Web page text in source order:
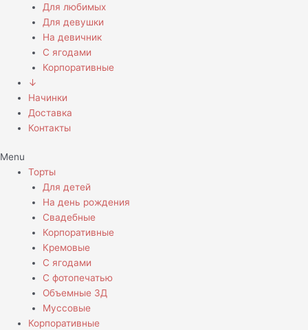
Для любимых
Для девушки
На девичник
С ягодами
Корпоративные
↓
Начинки
Доставка
Контакты
Menu
Торты
Для детей
На день рождения
Свадебные
Корпоративные
Кремовые
С ягодами
С фотопечатью
Объемные 3Д
Муссовые
Корпоративные